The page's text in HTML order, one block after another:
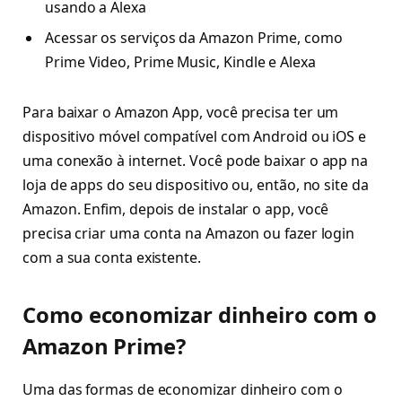
usando a Alexa
Acessar os serviços da Amazon Prime, como
Prime Video, Prime Music, Kindle e Alexa
Para baixar o Amazon App, você precisa ter um
dispositivo móvel compatível com Android ou iOS e
uma conexão à internet. Você pode baixar o app na
loja de apps do seu dispositivo ou, então, no site da
Amazon. Enfim, depois de instalar o app, você
precisa criar uma conta na Amazon ou fazer login
com a sua conta existente.
Como economizar dinheiro com o
Amazon Prime?
Uma das formas de economizar dinheiro com o